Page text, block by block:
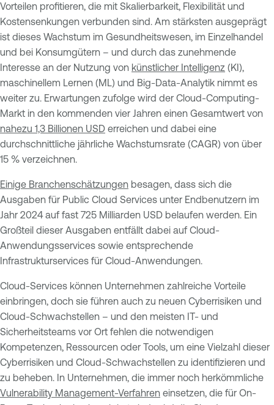
Vorteilen profitieren, die mit Skalierbarkeit, Flexibilität und
Kostensenkungen verbunden sind. Am stärksten ausgeprägt
ist dieses Wachstum im Gesundheitswesen, im Einzelhandel
und bei Konsumgütern – und durch das zunehmende
Interesse an der Nutzung von künstlicher Intelligenz (KI),
maschinellem Lernen (ML) und Big-Data-Analytik nimmt es
weiter zu. Erwartungen zufolge wird der Cloud-Computing-
Markt in den kommenden vier Jahren einen Gesamtwert von
nahezu 1,3 Billionen USD erreichen und dabei eine
durchschnittliche jährliche Wachstumsrate (CAGR) von über
15 % verzeichnen.
Einige Branchenschätzungen besagen, dass sich die
Ausgaben für Public Cloud Services unter Endbenutzern im
Jahr 2024 auf fast 725 Milliarden USD belaufen werden. Ein
Großteil dieser Ausgaben entfällt dabei auf Cloud-
Anwendungsservices sowie entsprechende
Infrastrukturservices für Cloud-Anwendungen.
Cloud-Services können Unternehmen zahlreiche Vorteile
einbringen, doch sie führen auch zu neuen Cyberrisiken und
Cloud-Schwachstellen – und den meisten IT- und
Sicherheitsteams vor Ort fehlen die notwendigen
Kompetenzen, Ressourcen oder Tools, um eine Vielzahl dieser
Cyberrisiken und Cloud-Schwachstellen zu identifizieren und
zu beheben. In Unternehmen, die immer noch herkömmliche
Vulnerability Management-Verfahren einsetzen, die für On-